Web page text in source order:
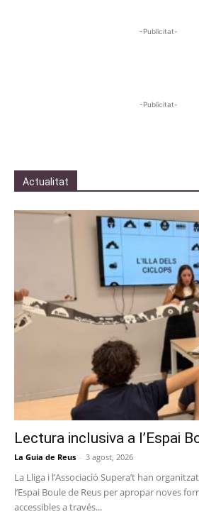
-Publicitat-
-Publicitat-
Actualitat
Lectura inclusiva a l’Espai
La Guia de Reus - 3 agost, 2026
La Lliga i l’Associació Supera’t han
l’Espai Boule de Reus per apropar noves
accessibles a través...